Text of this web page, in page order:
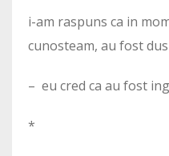
i-am raspuns ca in
cunosteam, au fost
– eu cred ca au fost
*